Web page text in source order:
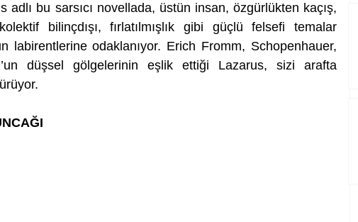
adlı bu sarsıcı novellada, üstün insan, özgürlükten kaçış,
bilinçdışı, fırlatılmışlık gibi güçlü felsefi temalar
labirentlerine odaklanıyor. Erich Fromm, Schopenhauer,
düşsel gölgelerinin eşlik ettiği Lazarus, sizi arafta